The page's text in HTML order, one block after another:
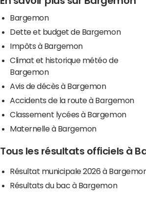
Bargemon
Dette et budget de Bargemon
Impôts à Bargemon
Climat et historique météo de
Bargemon
Avis de décès à Bargemon
Accidents de la route à Bargemon
Classement lycées à Bargemon
Maternelle à Bargemon
Tous les résultats officiels à
Résultat municipale 2026 à
Résultats du bac à Bargemon